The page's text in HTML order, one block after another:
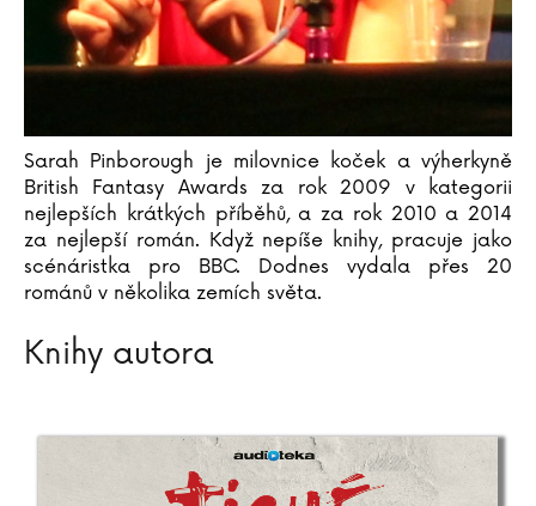
Katja Brandisová
Richard Branson
Sara Brezzi
Marie Bruce
Christiane Brüning
Catherine Bruzzone
Konrad Budzyk
Igor Bukovský
Andrea Cagol
Juan Maneru Cámara
Vito Capezzuto
Manlio Castagna
Ismael Barriguete Castro
Sarah Pinborough je milovnice koček a výherkyně
British Fantasy Awards za rok 2009 v kategorii
nejlepších krátkých příběhů, a za rok 2010 a 2014
za nejlepší román. Když nepíše knihy, pracuje jako
scénáristka pro BBC. Dodnes vydala přes 20
románů v několika zemích světa.
Knihy autora